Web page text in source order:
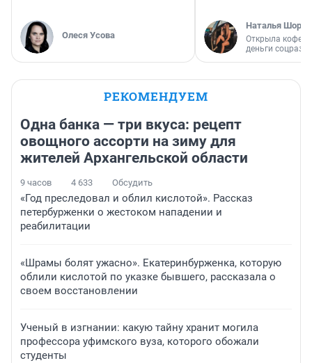
Олеся Усова
Наталья
Открыла
деньги
РЕКОМЕНДУЕМ
Одна банка — три вкуса: рецепт
овощного ассорти на зиму для
жителей Архангельской области
9 часов 4 633 Обсудить
«Год преследовал и облил кислотой». Рассказ
петербурженки о жестоком нападении и
реабилитации
«Шрамы болят ужасно». Екатеринбурженка, которую
облили кислотой по указке бывшего, рассказала о
своем восстановлении
Ученый в изгнании: какую тайну хранит могила
профессора уфимского вуза, которого обожали
студенты